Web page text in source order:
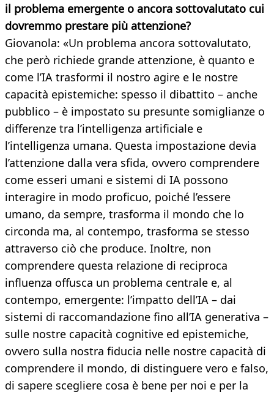
il problema emergente o ancora sottovalutato cui
dovremmo prestare più attenzione?
Giovanola: «Un problema ancora sottovalutato,
che però richiede grande attenzione, è quanto e
come l’IA trasformi il nostro agire e le nostre
capacità epistemiche: spesso il dibattito – anche
pubblico – è impostato su presunte somiglianze o
differenze tra l’intelligenza artificiale e
l’intelligenza umana. Questa impostazione devia
l’attenzione dalla vera sfida, ovvero comprendere
come esseri umani e sistemi di IA possono
interagire in modo proficuo, poiché l’essere
umano, da sempre, trasforma il mondo che lo
circonda ma, al contempo, trasforma se stesso
attraverso ciò che produce. Inoltre, non
comprendere questa relazione di reciproca
influenza offusca un problema centrale e, al
contempo, emergente: l’impatto dell’IA – dai
sistemi di raccomandazione fino all’IA generativa –
sulle nostre capacità cognitive ed epistemiche,
ovvero sulla nostra fiducia nelle nostre capacità di
comprendere il mondo, di distinguere vero e falso,
di sapere scegliere cosa è bene per noi e per la